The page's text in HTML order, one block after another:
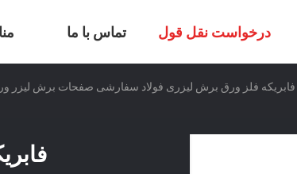
تماس با ما درخواست نقل قول
فابریکه فلز ورق برش لیزری فولاد سفارشی صفحات برش لیزر